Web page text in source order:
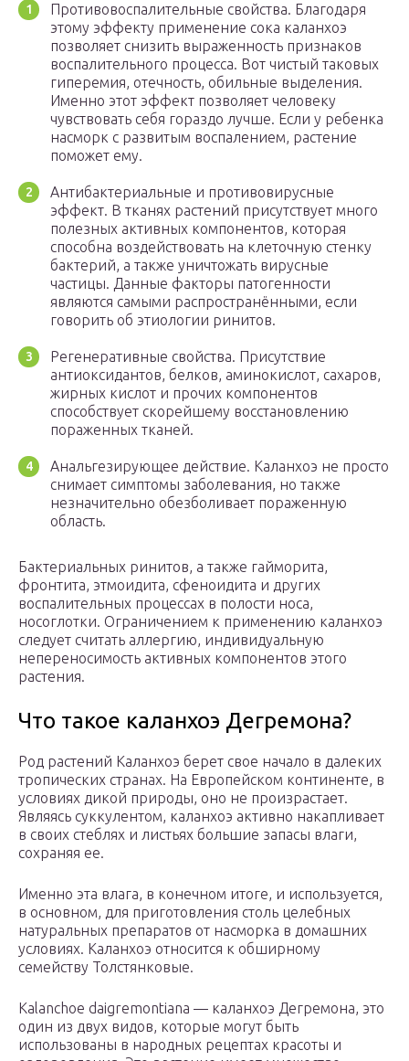
Противовоспалительные свойства. Благодаря
этому эффекту применение сока каланхоэ
позволяет снизить выраженность признаков
воспалительного процесса. Вот чистый таковых
гиперемия, отечность, обильные выделения.
Именно этот эффект позволяет человеку
чувствовать себя гораздо лучше. Если у ребенка
насморк с развитым воспалением, растение
поможет ему.
Антибактериальные и противовирусные
эффект. В тканях растений присутствует много
полезных активных компонентов, которая
способна воздействовать на клеточную стенку
бактерий, а также уничтожать вирусные
частицы. Данные факторы патогенности
являются самыми распространёнными, если
говорить об этиологии ринитов.
Регенеративные свойства. Присутствие
антиоксидантов, белков, аминокислот, сахаров,
жирных кислот и прочих компонентов
способствует скорейшему восстановлению
пораженных тканей.
Анальгезирующее действие. Каланхоэ не просто
снимает симптомы заболевания, но также
незначительно обезболивает пораженную
область.
Бактериальных ринитов, а также гайморита,
фронтита, этмоидита, сфеноидита и других
воспалительных процессах в полости носа,
носоглотки. Ограничением к применению каланхоэ
следует считать аллергию, индивидуальную
непереносимость активных компонентов этого
растения.
Что такое каланхоэ Дегремона?
Род растений Каланхоэ берет свое начало в далеких
тропических странах. На Европейском континенте, в
условиях дикой природы, оно не произрастает.
Являясь суккулентом, каланхоэ активно накапливает
в своих стеблях и листьях большие запасы влаги,
сохраняя ее.
Именно эта влага, в конечном итоге, и используется,
в основном, для приготовления столь целебных
натуральных препаратов от насморка в домашних
условиях. Каланхоэ относится к обширному
семейству Толстянковые.
Kalanchoe daigremontiana — каланхоэ Дегремона, это
один из двух видов, которые могут быть
использованы в народных рецептах красоты и